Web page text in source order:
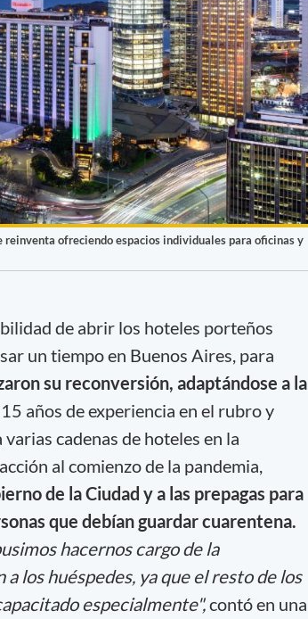
reinventa ofreciendo espacios individuales para oficinas y
de abrir los hoteles porteños
un tiempo en Buenos Aires, para
su reconversión, adaptándose a la
años de experiencia en el rubro y
cadenas de hoteles en la
al comienzo de la pandemia,
de la Ciudad y a las prepagas para
que debían guardar cuarentena.
hacernos cargo de la
los huéspedes, ya que el resto de los
especialmente",contó en una